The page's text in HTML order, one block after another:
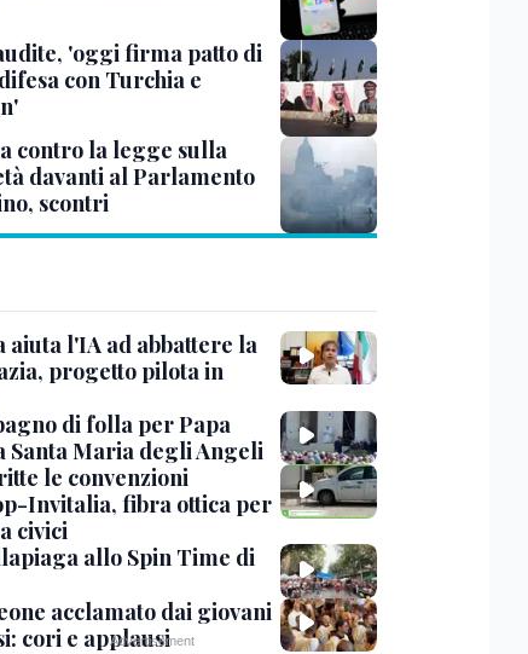
'oggi firma patto di
con Turchia e
contro la legge sulla
davanti al Parlamento
scontri
aiuta l'IA ad abbattere la
progetto pilota in
di folla per Papa
Santa Maria degli Angeli
le convenzioni
Invitalia, fibra ottica per
civici
allo Spin Time di
acclamato dai giovani
cori e applausi